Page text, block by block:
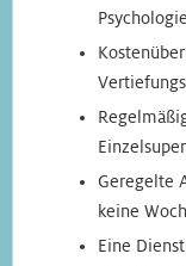
Geregelte
keine
Eine